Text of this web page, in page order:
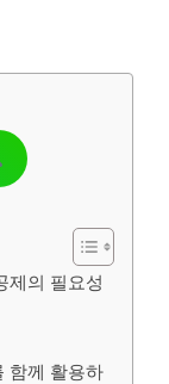
제의 필요성
함께 활용하